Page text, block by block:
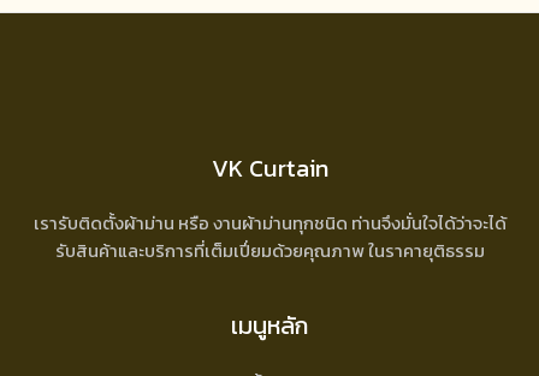
VK Curtain
เรารับติดตั้งผ้าม่าน หรือ งานผ้าม่านทุกชนิด ท่านจึงมั่นใจได้ว่าจะได้
รับสินค้าและบริการที่เต็มเปี่ยมด้วยคุณภาพ ในราคายุติธรรม
เมนูหลัก